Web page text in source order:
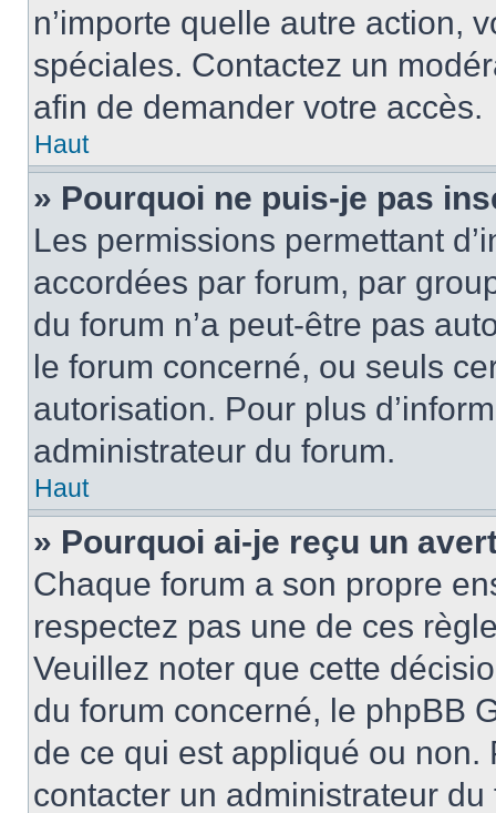
n’importe quelle autre action,
spéciales. Contactez un
afin de demander votre accès.
Haut
» Pourquoi ne puis-je pas
Les permissions permettant
accordées par forum, par
du forum n’a peut-être pas
le forum concerné, ou seuls
autorisation. Pour plus
administrateur du forum.
Haut
» Pourquoi ai-je reçu un
Chaque forum a son propre
respectez pas une de ces
Veuillez noter que cette
du forum concerné, le phpBB
de ce qui est appliqué ou non.
contacter un administrateur du